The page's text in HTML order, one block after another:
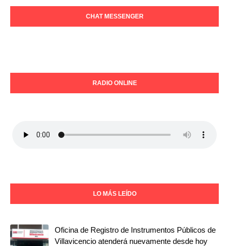
CHAT MESSENGER
RADIO ONLINE
LO MÁS LEÍDO
Oficina de Registro de Instrumentos Públicos de
Villavicencio atenderá nuevamente desde hoy